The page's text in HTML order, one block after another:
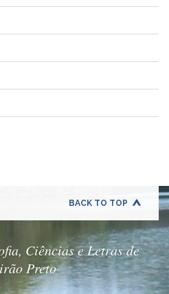
BACK TO TOP
Ciências e Letras de
Preto